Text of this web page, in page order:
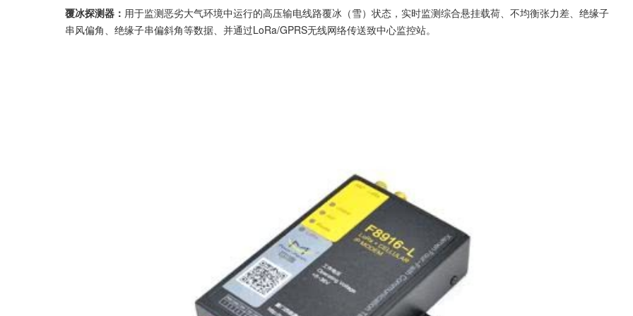
覆冰探测器： 用于监测恶劣大气环境中运行的高压输电线路覆冰（雪）状态，实时监测综合悬挂载荷、不均衡张力差、绝缘子
串风偏角、绝缘子串偏斜角等数据、并通过LoRa/GPRS无线网络传送致中心监控站。